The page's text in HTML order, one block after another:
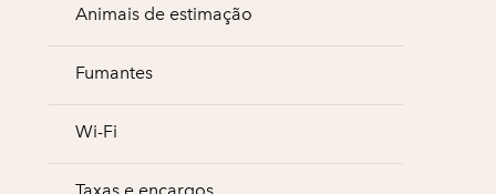
Animais de estimação
Fumantes
Wi-Fi